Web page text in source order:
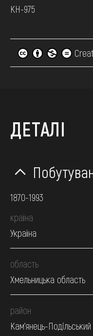
КН-975
ДЕТАЛІ
1870-1993
країна
Україна
область
Хмельницька область
район
Кам’янець-